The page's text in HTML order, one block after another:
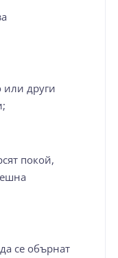
други
покой,
се обърнат